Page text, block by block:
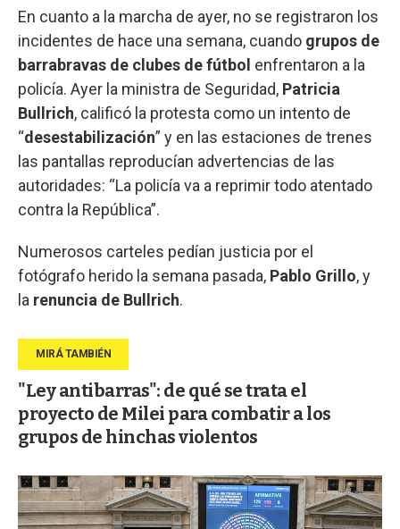
En cuanto a la marcha de ayer, no se registraron los
incidentes de hace una semana, cuando grupos de
barrabravas de clubes de fútbol enfrentaron a la
policía. Ayer la ministra de Seguridad, Patricia
Bullrich, calificó la protesta como un intento de
“desestabilización” y en las estaciones de trenes
las pantallas reproducían advertencias de las
autoridades: “La policía va a reprimir todo atentado
contra la República”.
Numerosos carteles pedían justicia por el
fotógrafo herido la semana pasada, Pablo Grillo, y
la renuncia de Bullrich.
"Ley antibarras": de qué se trata el
proyecto de Milei para combatir a los
grupos de hinchas violentos